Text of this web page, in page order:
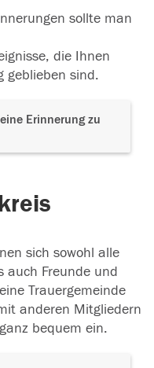
sollte man
die Ihnen
geblieben sind.
Erinnerung zu
sich sowohl alle
auch Freunde und
Trauergemeinde
anderen Mitgliedern
bequem ein.